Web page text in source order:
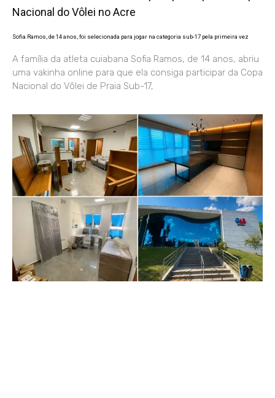
Nacional do Vôlei no Acre
Sofia Ramos, de 14 anos, foi selecionada para jogar na categoria sub-17 pela primeira vez
A família da atleta cuiabana Sofia Ramos, de 14 anos, abriu
uma vakinha online para que ela consiga participar da Copa
Nacional do Vôlei de Praia Sub-17,